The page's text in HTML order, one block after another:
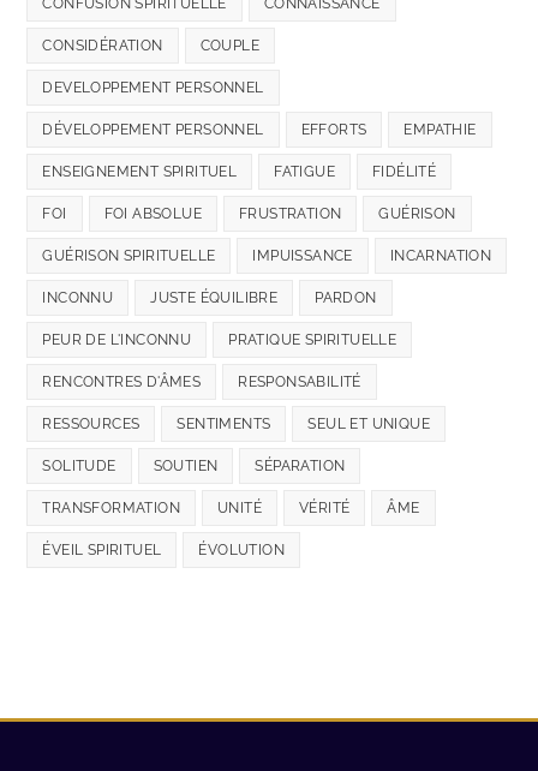
CONSIDÉRATION COUPLE
DEVELOPPEMENT PERSONNEL
DÉVELOPPEMENT PERSONNEL EFFORTS EMPATHIE
ENSEIGNEMENT SPIRITUEL FATIGUE FIDÉLITÉ
FOI FOI ABSOLUE FRUSTRATION GUÉRISON
GUÉRISON SPIRITUELLE IMPUISSANCE INCARNATION
INCONNU JUSTE ÉQUILIBRE PARDON
PEUR DE L'INCONNU PRATIQUE SPIRITUELLE
RENCONTRES D'ÂMES RESPONSABILITÉ
RESSOURCES SENTIMENTS SEUL ET UNIQUE
SOLITUDE SOUTIEN SÉPARATION
TRANSFORMATION UNITÉ VÉRITÉ ÂME
ÉVEIL SPIRITUEL ÉVOLUTION